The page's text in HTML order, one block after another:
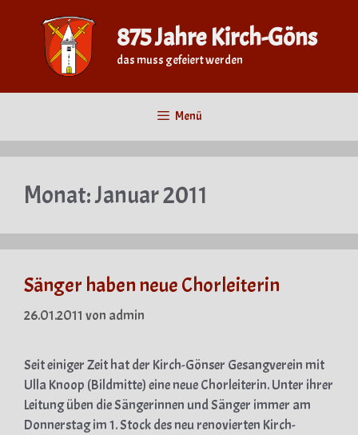
springen
875 Jahre Kirch-Göns
das muss gefeiert werden
Menü
Monat:Januar 2011
Sänger haben neue Chorleiterin
26.01.2011 von admin
Seit einiger Zeit hat der Kirch-Gönser Gesangverein mit
Ulla Knoop (Bildmitte) eine neue Chorleiterin. Unter ihrer
Leitung üben die Sängerinnen und Sänger immer am
Donnerstag im 1. Stock des neu renovierten Kirch-